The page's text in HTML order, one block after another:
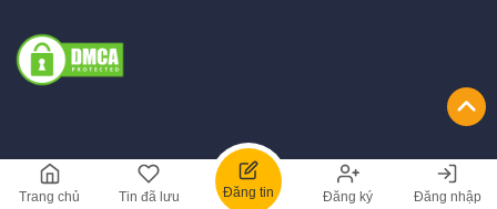
Trang chủ Tin đã lưu Đăng tin Đăng ký Đăng nhập